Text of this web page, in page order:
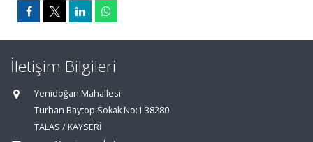
İletişim Bilgileri
Yenidoğan Mahallesi
Turhan Baytop Sokak No:1 38280
TALAS / KAYSERİ